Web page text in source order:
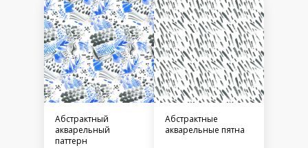
Абстрактный
акварельный
паттерн
Абстрактные
акварельные пятна